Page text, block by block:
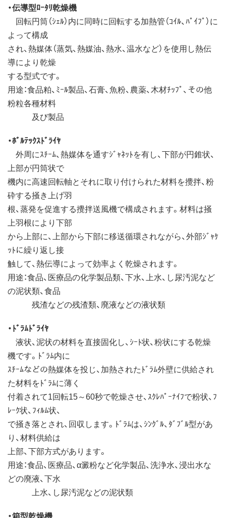
・伝導型ﾛｰﾀﾘ乾燥機
回転円筒（ｼｪﾙ）内に同時に回転する加熱管（ｺｲﾙ、ﾊﾟｲﾌﾟ）に
よって構成
され、熱媒体（蒸気、熱媒油、熱水、温水など）を使用し熱伝
導により乾燥
する型式です。
用途：食品粕、ﾐｰﾙ製品、石膏、魚粉、農薬、木材ﾁｯﾌﾟ、その他
粉粒各種材料
及び製品
・ﾎﾞﾙﾃｯｸｽﾄﾞﾗｲﾔ
外周にｽﾁｰﾑ、熱媒体を通すｼﾞｬﾈｯﾄを有し、下部が円錐状、
上部が円筒状で
機内に高速回転軸とそれに取り付けられた材料を攪拌、粉
砕する掻き上げ羽
根、蒸発を促進する攪拌送風機で構成されます。材料は掻
上羽根により下部
から上部に、上部から下部に移送循環されながら、外部ｼﾞｬｹ
ｯﾄに繰り返し接
触して、熱伝導によって効率よく乾燥されます。
用途：食品、医療品の化学製品類、下水、上水、し尿汚泥など
の泥状類、食品
残渣などの残渣類、廃液などの液状類
・ﾄﾞﾗﾑﾄﾞﾗｲﾔ
液状、泥状の材料を直接固化し、ｼｰﾄ状、粉状にする乾燥
機です。ﾄﾞﾗﾑ内に
ｽﾁｰﾑなどの熱媒体を投じ、加熱されたﾄﾞﾗﾑ外壁に供給され
た材料をﾄﾞﾗﾑに薄く
付着されて1回転15～60秒で乾燥させ、ｽｸﾚﾊﾟｰﾅｲﾌで粉状、ﾌ
ﾚｰｸ状、ﾌｨﾙﾑ状、
で掻き落とされ、回収します。ﾄﾞﾗﾑは、ｼﾝｸﾞﾙ、ﾀﾞﾌﾞﾙ型があ
り、材料供給は
上部、下部方式があります。
用途：食品、医療品、α澱粉など化学製品、洗浄水、浸出水な
どの廃液、下水
上水、し尿汚泥などの泥状類
・箱型乾燥機